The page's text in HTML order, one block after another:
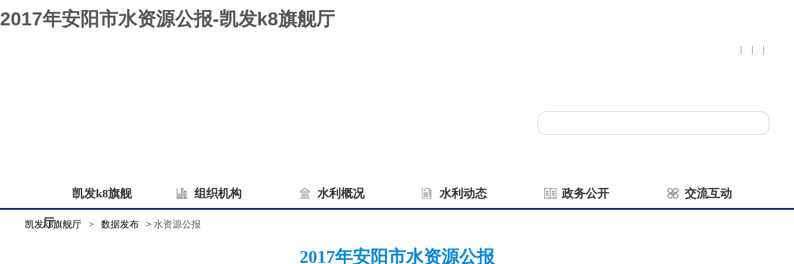
2017年安阳市水资源公报-凯发k8旗舰厅
| | |
凯发k8旗舰
厅
组织机构 水利概况 水利动态 政务公开 交流互动
凯发k8旗舰厅 > 数据发布 > 水资源公报
2017年安阳市水资源公报